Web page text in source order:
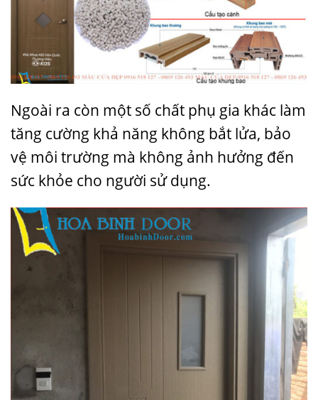
Ngoài ra còn một số chất phụ gia khác làm
tăng cường khả năng không bắt lửa, bảo
vệ môi trường mà không ảnh hưởng đến
sức khỏe cho người sử dụng.